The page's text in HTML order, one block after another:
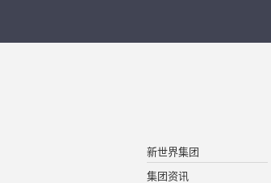
新世界集团
集团资讯